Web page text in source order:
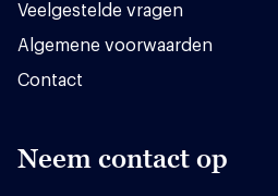
Veelgestelde vragen
Algemene voorwaarden
Contact
Neem contact op